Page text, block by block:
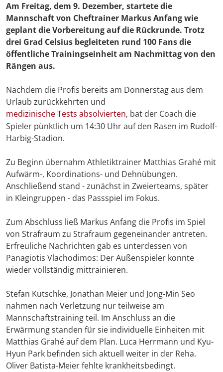
Am Freitag, dem 9. Dezember, startete die
Mannschaft von Cheftrainer Markus Anfang wie
geplant die Vorbereitung auf die Rückrunde. Trotz
drei Grad Celsius begleiteten rund 100 Fans die
öffentliche Trainingseinheit am Nachmittag von den
Rängen aus.
Nachdem die Profis bereits am Donnerstag aus dem
Urlaub zurückkehrten und
medizinische Tests absolvierten, bat der Coach die
Spieler pünktlich um 14:30 Uhr auf den Rasen im Rudolf-
Harbig-Stadion.
Zu Beginn übernahm Athletiktrainer Matthias Grahé mit
Aufwärm-, Koordinations- und Dehnübungen.
Anschließend stand - zunächst in Zweierteams, später
in Kleingruppen - das Passspiel im Fokus.
Zum Abschluss ließ Markus Anfang die Profis im Spiel
von Strafraum zu Strafraum gegeneinander antreten.
Erfreuliche Nachrichten gab es unterdessen von
Panagiotis Vlachodimos: Der Außenspieler konnte
wieder vollständig mittrainieren.
Stefan Kutschke, Jonathan Meier und Jong-Min Seo
nahmen nach Verletzung nur teilweise am
Mannschaftstraining teil. Im Anschluss an die
Erwärmung standen für sie individuelle Einheiten mit
Matthias Grahé auf dem Plan. Luca Herrmann und Kyu-
Hyun Park befinden sich aktuell weiter in der Reha.
Oliver Batista-Meier fehlte krankheitsbedingt.